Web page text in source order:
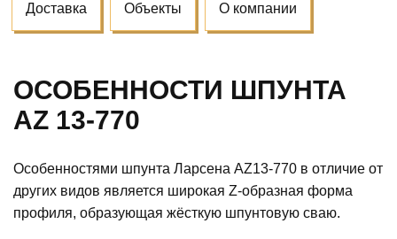
Доставка Объекты О компании
ОСОБЕННОСТИ ШПУНТА
AZ 13-770
Особенностями шпунта Ларсена AZ13-770 в отличие от
других видов является широкая Z-образная форма
профиля, образующая жёсткую шпунтовую сваю.